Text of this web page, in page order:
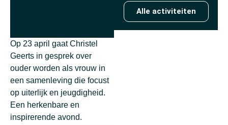
Op 23 april gaat Christel
Geerts in gesprek over
ouder worden als vrouw in
een samenleving die focust
op uiterlijk en jeugdigheid.
Een herkenbare en
inspirerende avond.
Alle activiteiten